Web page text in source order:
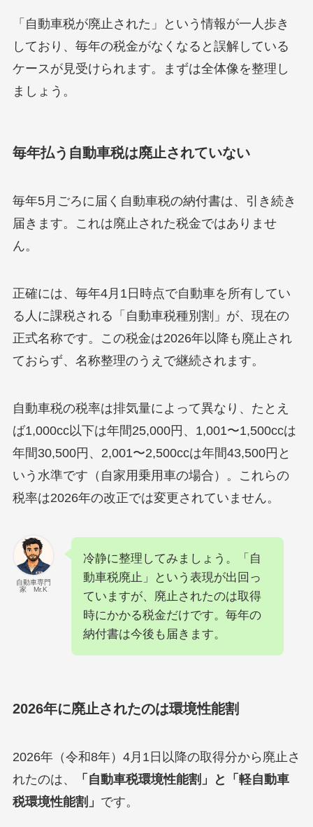
「自動車税が廃止された」という情報が一人歩き
しており、毎年の税金がなくなると誤解している
ケースが見受けられます。まずは全体像を整理し
ましょう。
毎年払う自動車税は廃止されていない
毎年5月ごろに届く自動車税の納付書は、引き続き
届きます。これは廃止された税金ではありませ
ん。
正確には、毎年4月1日時点で自動車を所有してい
る人に課税される「自動車税種別割」が、現在の
正式名称です。この税金は2026年以降も廃止され
ておらず、名称整理のうえで継続されます。
自動車税の税率は排気量によって異なり、たとえ
ば1,000cc以下は年間25,000円、1,001〜1,500ccは
年間30,500円、2,001〜2,500ccは年間43,500円と
いう水準です（自家用乗用車の場合）。これらの
税率は2026年の改正では変更されていません。
自動車専門
家 Mr.K
冷静に整理してみましょう。「自
動車税廃止」という表現が出回っ
ていますが、廃止されたのは取得
時にかかる税金だけです。毎年の
納付書は今後も届きます。
2026年に廃止されたのは環境性能割
2026年（令和8年）4月1日以降の取得分から廃止さ
れたのは、
「自動車税環境性能割」と「軽自動車
税環境性能割」 です。